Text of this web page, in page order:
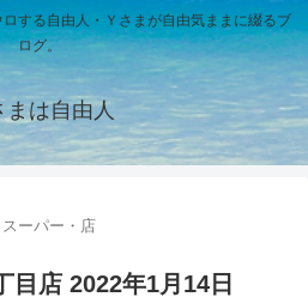
する自由人・Ｙさまが自由気ままに綴るブ
ログ。
まは自由人
ーパー・店
目店 2022年1月14日